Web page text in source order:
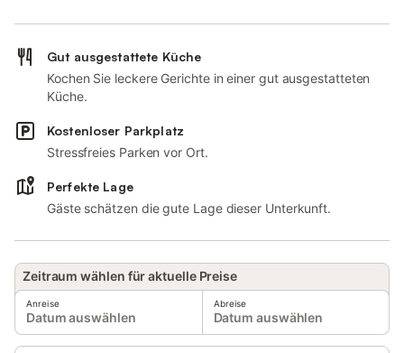
Gut ausgestattete Küche
Kochen Sie leckere Gerichte in einer gut ausgestatteten
Küche.
Kostenloser Parkplatz
Stressfreies Parken vor Ort.
Perfekte Lage
Gäste schätzen die gute Lage dieser Unterkunft.
Zeitraum wählen für aktuelle Preise
Anreise
Datum auswählen
Abreise
Datum auswählen